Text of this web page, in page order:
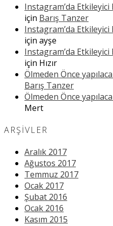
Instagram’da
için Barış Tanzer
Instagram’da
için ayşe
Instagram’da
için Hızır
Ölmeden Önce
Barış Tanzer
Ölmeden Önce
Mert
ARŞIVLER
Aralık 2017
Ağustos 2017
Temmuz 2017
Ocak 2017
Şubat 2016
Ocak 2016
Kasım 2015